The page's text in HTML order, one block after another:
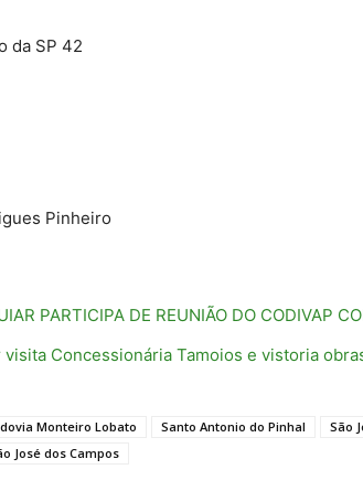
da SP 42
Pinheiro
PARTICIPA DE REUNIÃO DO CODIVAP
Concessionária Tamoios e vistoria
Monteiro Lobato Santo Antonio do Pinhal São
José dos Campos